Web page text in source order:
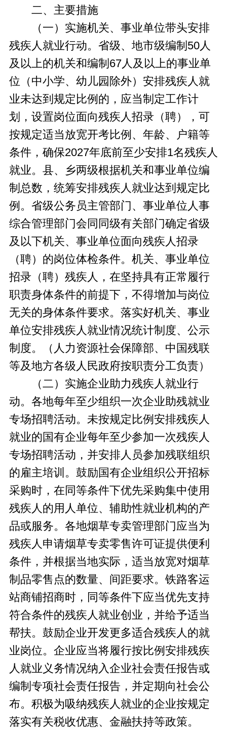
二、主要措施
（一）实施机关、事业单位带头安排
残疾人就业行动。省级、地市级编制50人
及以上的机关和编制67人及以上的事业单
位（中小学、幼儿园除外）安排残疾人就
业未达到规定比例的，应当制定工作计
划，设置岗位面向残疾人招录（聘），可
按规定适当放宽开考比例、年龄、户籍等
条件，确保2027年底前至少安排1名残疾人
就业。县、乡两级根据机关和事业单位编
制总数，统筹安排残疾人就业达到规定比
例。省级公务员主管部门、事业单位人事
综合管理部门会同同级有关部门确定省级
及以下机关、事业单位面向残疾人招录
（聘）的岗位体检条件。机关、事业单位
招录（聘）残疾人，在坚持具有正常履行
职责身体条件的前提下，不得增加与岗位
无关的身体条件要求。落实好机关、事业
单位安排残疾人就业情况统计制度、公示
制度。（人力资源社会保障部、中国残联
等及地方各级人民政府按职责分工负责）
（二）实施企业助力残疾人就业行
动。各地每年至少组织一次企业助残就业
专场招聘活动。未按规定比例安排残疾人
就业的国有企业每年至少参加一次残疾人
专场招聘活动，并安排人员参加残联组织
的雇主培训。鼓励国有企业组织公开招标
采购时，在同等条件下优先采购集中使用
残疾人的用人单位、辅助性就业机构的产
品或服务。各地烟草专卖管理部门应当为
残疾人申请烟草专卖零售许可证提供便利
条件，并根据当地实际，适当放宽对烟草
制品零售点的数量、间距要求。铁路客运
站商铺招商时，同等条件下应当优先支持
符合条件的残疾人就业创业，并给予适当
帮扶。鼓励企业开发更多适合残疾人的就
业岗位。企业应当将履行按比例安排残疾
人就业义务情况纳入企业社会责任报告或
编制专项社会责任报告，并定期向社会公
布。积极为吸纳残疾人就业的企业按规定
落实有关税收优惠、金融扶持等政策。